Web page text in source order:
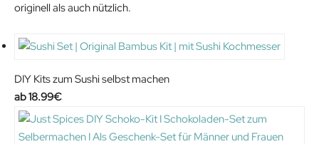
originell als auch nützlich.
DIY Kits zum Sushi selbst machen
18.99€